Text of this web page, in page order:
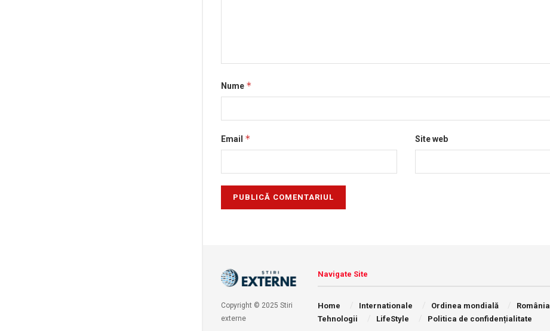
Nume *
Email * Site web
Copyright © 2025 Stiri
externe
Navigate Site
Home Internationale Ordinea mondială România
Tehnologii
LifeStyle Politica de confidențialitate